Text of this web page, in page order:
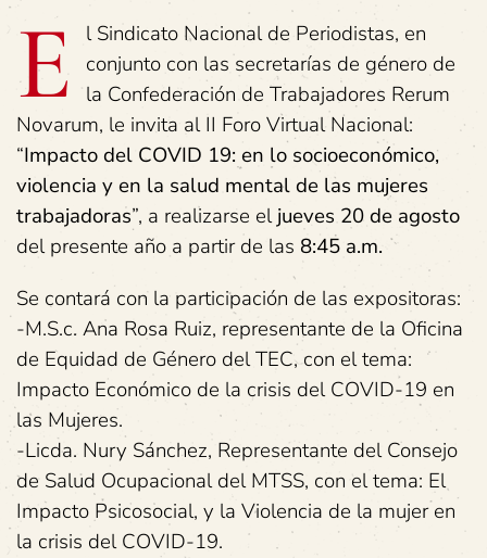
E
l Sindicato Nacional de Periodistas, en
conjunto con las secretarías de género de
la Confederación de Trabajadores Rerum
Novarum, le invita al II Foro Virtual Nacional:
“Impacto del COVID 19: en lo socioeconómico,
violencia y en la salud mental de las mujeres
trabajadoras”, a realizarse eljueves 20 de agosto
del presente año a partir de las 8:45 a.m.
Se contará con la participación de las expositoras:
-M.S.c. Ana Rosa Ruiz, representante de la Oficina
de Equidad de Género del TEC, con el tema:
Impacto Económico de la crisis del COVID-19 en
las Mujeres.
-Licda. Nury Sánchez, Representante del Consejo
de Salud Ocupacional del MTSS, con el tema: El
Impacto Psicosocial, y la Violencia de la mujer en
la crisis del COVID-19.